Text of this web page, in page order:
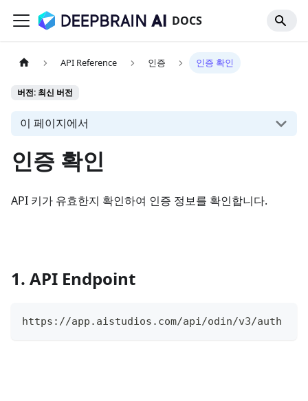
DOCS
API Reference 인증 인증 확인
버전: 최신 버전
이 페이지에서
인증 확인
API 키가 유효한지 확인하여 인증 정보를 확인합니다.
1. API Endpoint
https://app.aistudios.com/api/odin/v3/auth